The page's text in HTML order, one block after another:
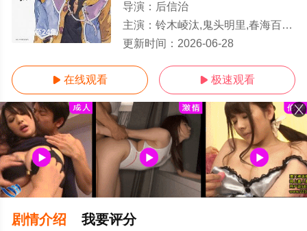
更新至24集
导演： 后信治
主演： 铃木崚汰,鬼头明里,春海百乃,花守由美里
更新时间： 2026-06-28
 在线观看  极速观看
剧情介绍 我要评分